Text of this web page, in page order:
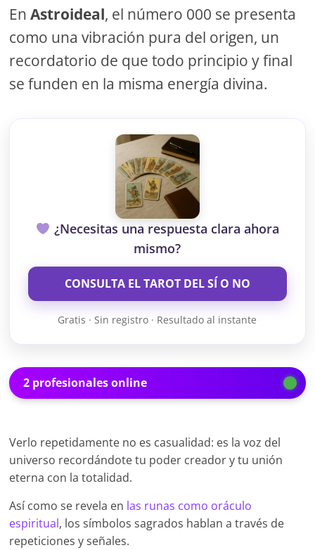
EnAstroideal, el número 000 se presenta
como una vibración pura del origen, un
recordatorio de que todo principio y final
se funden en la misma energía divina.
¿Necesitas una respuesta clara ahora
mismo?
CONSULTA EL TAROT DEL SÍ O NO
Gratis · Sin registro · Resultado al instante
2 profesionales online
Verlo repetidamente no es casualidad: es la voz del
universo recordándote tu poder creador y tu unión
eterna con la totalidad.
Así como se revela en las runas como oráculo
espiritual, los símbolos sagrados hablan a través de
repeticiones y señales.